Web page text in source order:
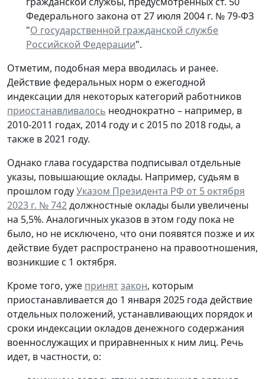
Федерального закона от 27 июля 2004 г. № 79-ФЗ
"О государственной гражданской службе
Российской Федерации".
Отметим, подобная мера вводилась и ранее.
Действие федеральных норм о ежегодной
индексации для некоторых категорий работников
приостанавливалось неоднократно – например, в
2010-2011 годах, 2014 году и с 2015 по 2018 годы, а
также в 2021 году.
Однако глава государства подписывал отдельные
указы, повышающие оклады. Например, судьям в
прошлом годуУказом Президента РФ от 5 октября
2023 г. № 742должностные оклады были увеличены
на 5,5%. Аналогичных указов в этом году пока не
было, но не исключено, что они появятся позже и их
действие будет распространено на правоотношения,
возникшие с 1 октября.
Кроме того, уже принятзакон, которым
приостанавливается до 1 января 2025 года действие
отдельных положений, устанавливающих порядок и
сроки индексации окладов денежного содержания
военнослужащих и приравненных к ним лиц. Речь
идет, в частности, о: